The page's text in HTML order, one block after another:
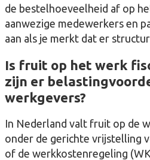
de bestelhoeveelheid af op
aanwezige medewerkers en
aan als je merkt dat er
Is fruit op het werk
zijn er
werkgevers?
In Nederland valt fruit op de
onder de gerichte vrijstelling
of de werkkostenregeling